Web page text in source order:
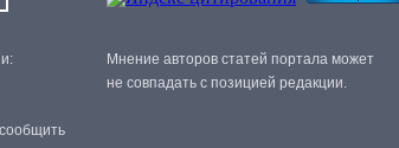
Мнение авторов статей портала может
не совпадать с позицией редакции.